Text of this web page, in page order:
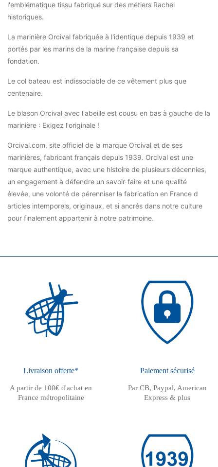
l'emblématique tissu fabriqué sur des métiers Rachel
historiques.
La marinière Orcival fabriquée à l'identique depuis 1939 et
portés par les marins de la marine française depuis sa
fondation.
Le col bateau est indissociable de ce vêtement plus que
centenaire.
Le blason Orcival avec l'abeille est cousu en bas à gauche de la
marinière : Exigez l'originale !
Orcival.com, site officiel de la marque Orcival et de ses
marinières, fabricant français depuis 1939. Orcival est une
marque authentique, avec une histoire de plusieurs décennies,
un engagement à défendre un savoir-faire et une qualité
élevée, une volonté de pérenniser la fabrication en France d
articles intemporels, originaux, et si ancrés dans notre culture
pour finalement appartenir à notre patrimoine.
Livraison offerte*
A partir de 100€ d'achat en
France métropolitaine
Paiement sécurisé
Par CB, Paypal, American
Express & plus